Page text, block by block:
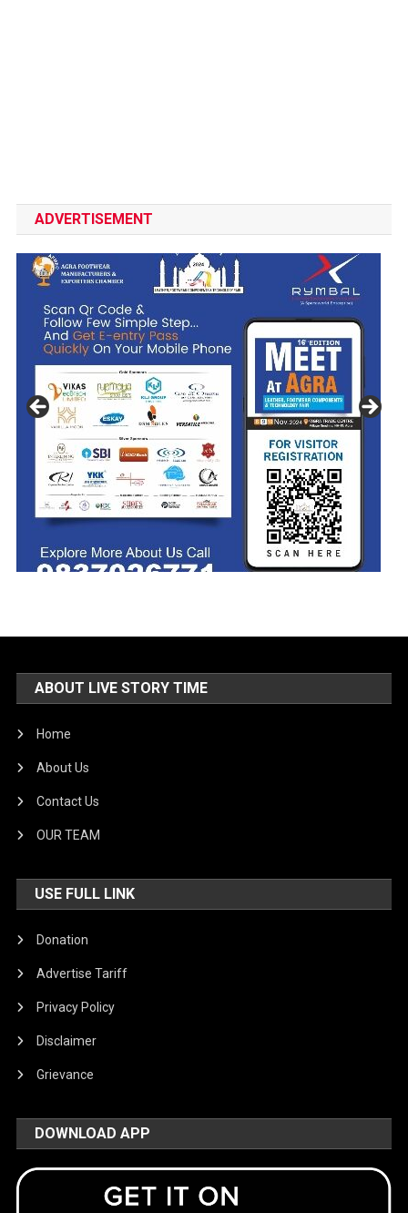
ADVERTISEMENT
ABOUT LIVE STORY TIME
Home
About Us
Contact Us
OUR TEAM
USE FULL LINK
Donation
Advertise Tariff
Privacy Policy
Disclaimer
Grievance
DOWNLOAD APP